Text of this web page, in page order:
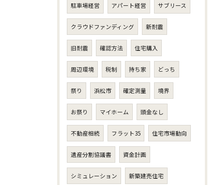
駐車場経営 アパート経営 サブリース
クラウドファンディング 新耐震
旧耐震 確認方法 住宅購入
周辺環境 税制 持ち家 どっち
祭り 浜松市 確定測量 境界
お祭り マイホーム 頭金なし
不動産相続 フラット35 住宅市場動向
遺産分割協議書 資金計画
シミュレーション 新築建売住宅